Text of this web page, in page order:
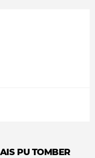
PU TOMBER